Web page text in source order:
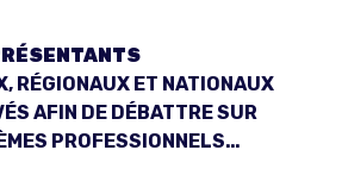
RÉGIONAUX ET NATIONAUX
AFIN DE DÉBATTRE SUR
PROFESSIONNELS…